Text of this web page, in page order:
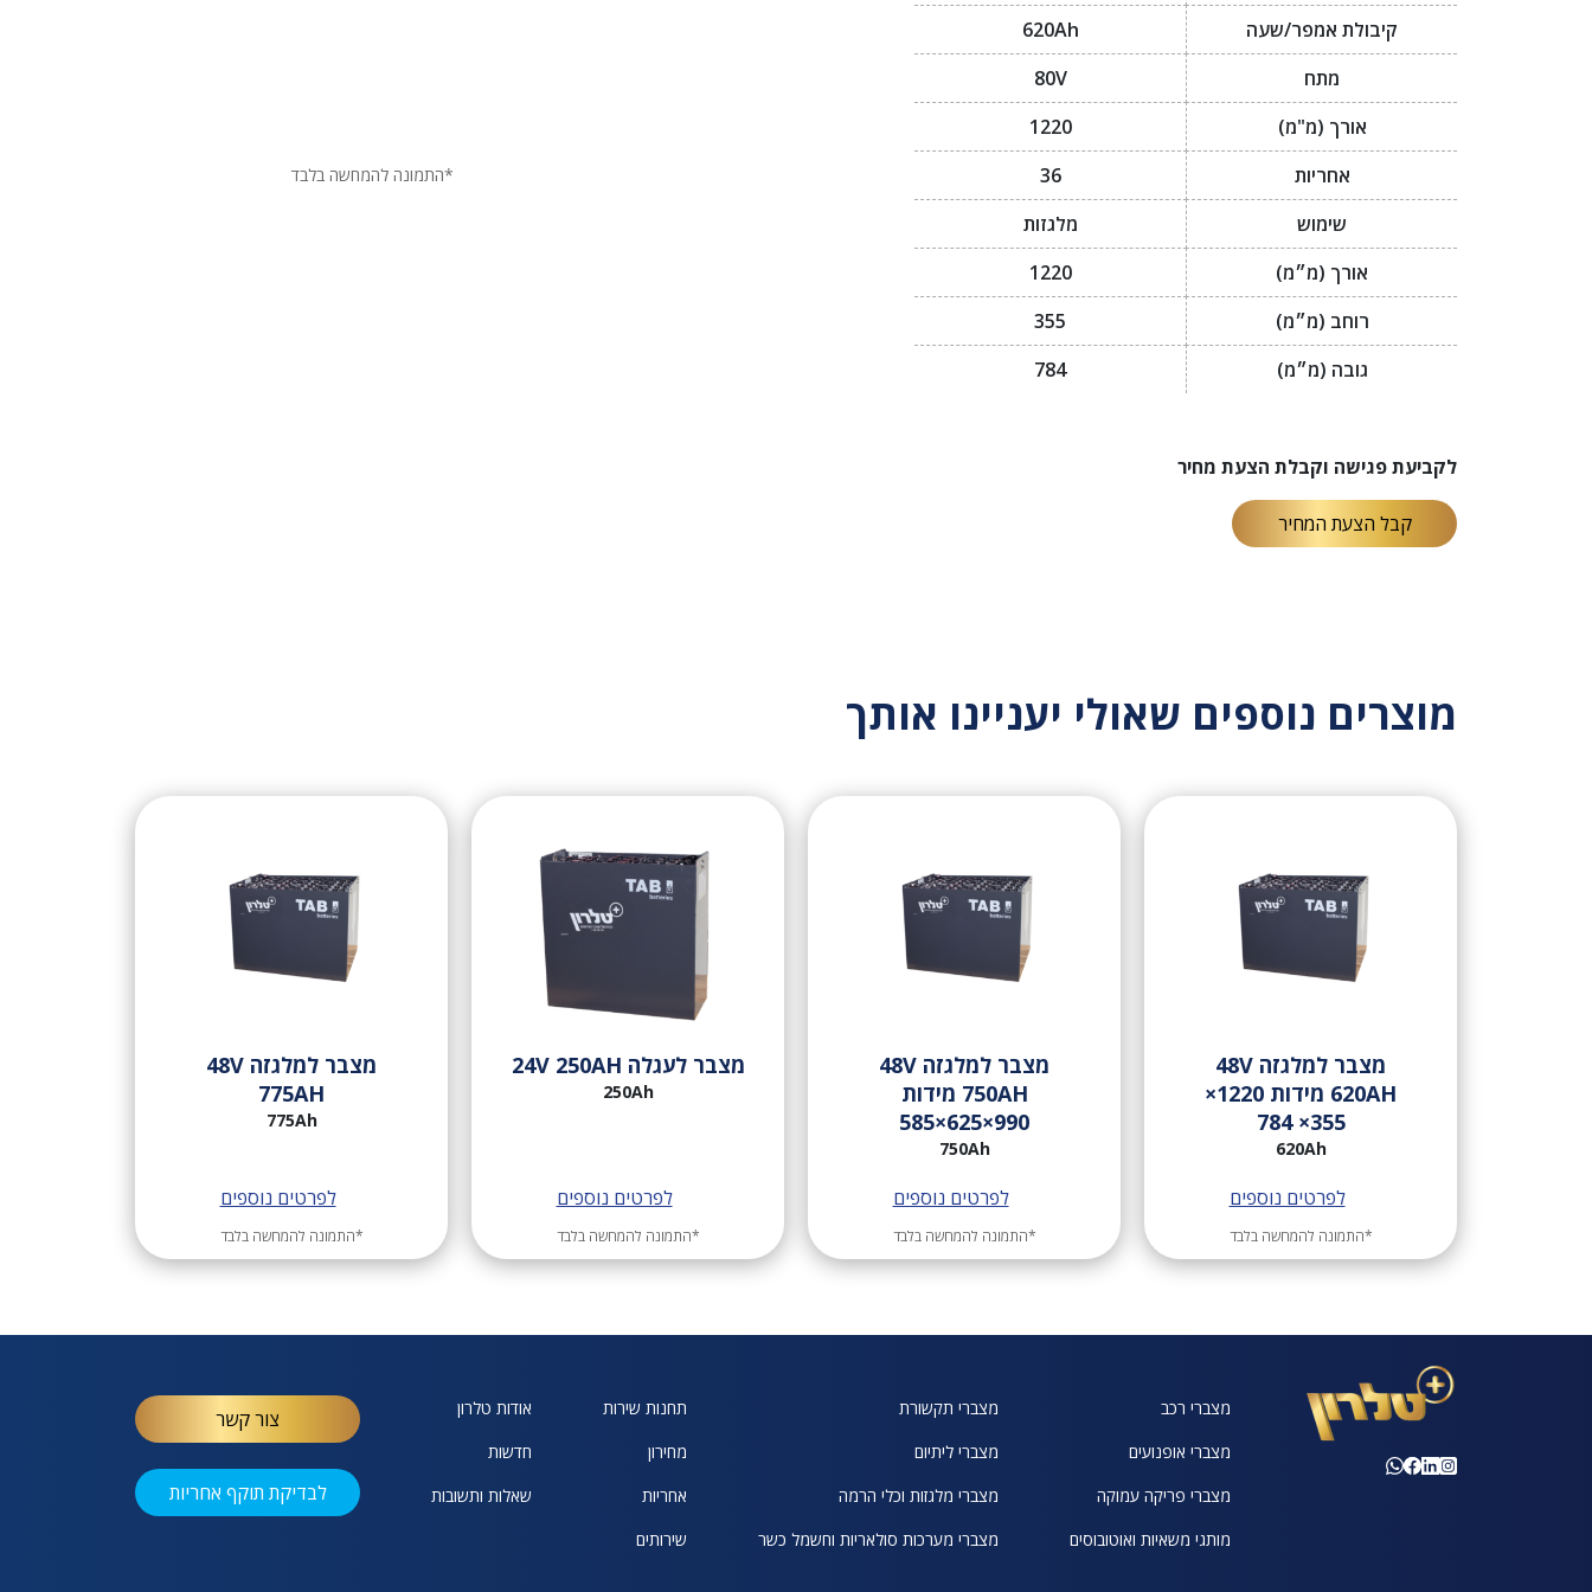
קיבולת אמפר/שעה
620Ah
מתח
80V
אורך (מ"מ)
1220
אחריות
36
שימוש
מלגזות
אורך (מ״מ)
1220
רוחב (מ״מ)
355
גובה (מ״מ)
784
לקביעת פגישה וקבלת הצעת מחיר
קבל הצעת המחיר
*התמונה להמחשה בלבד
מוצרים נוספים שאולי יעניינו אותך
מצבר למלגזה 48V
620AH מידות 1220×
355× 784
לפרטים נוספים
*התמונה להמחשה בלבד
620Ah
מצבר למלגזה 48V
750AH מידות
990×625×585
לפרטים נוספים
*התמונה להמחשה בלבד
750Ah
מצבר לעגלה 24V 250AH
לפרטים נוספים
*התמונה להמחשה בלבד
250Ah
מצבר למלגזה 48V
775AH
לפרטים נוספים
*התמונה להמחשה בלבד
775Ah
מצברי רכב
מצברי אופנועים
מצברי פריקה עמוקה
מותגי משאיות ואוטובוסים
מצברי תקשורת
מצברי ליתיום
מצברי מלגזות וכלי הרמה
מצברי מערכות סולאריות וחשמל כשר
תחנות שירות
מחירון
אחריות
שירותים
אודות טלרון
חדשות
שאלות ותשובות
צור קשר
לבדיקת תוקף אחריות